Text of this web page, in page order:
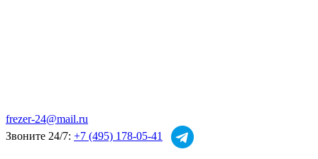
frezer-24@mail.ru
Звоните 24/7: +7 (495) 178-05-41